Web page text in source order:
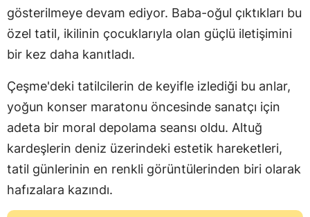
gösterilmeye devam ediyor. Baba-oğul çıktıkları bu
özel tatil, ikilinin çocuklarıyla olan güçlü iletişimini
bir kez daha kanıtladı.
Çeşme'deki tatilcilerin de keyifle izlediği bu anlar,
yoğun konser maratonu öncesinde sanatçı için
adeta bir moral depolama seansı oldu. Altuğ
kardeşlerin deniz üzerindeki estetik hareketleri,
tatil günlerinin en renkli görüntülerinden biri olarak
hafızalara kazındı.